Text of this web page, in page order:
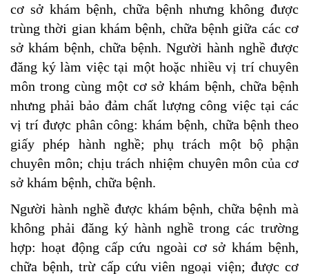
cơ sở khám bệnh, chữa bệnh nhưng không được
trùng thời gian khám bệnh, chữa bệnh giữa các cơ
sở khám bệnh, chữa bệnh. Người hành nghề được
đăng ký làm việc tại một hoặc nhiều vị trí chuyên
môn trong cùng một cơ sở khám bệnh, chữa bệnh
nhưng phải bảo đảm chất lượng công việc tại các
vị trí được phân công: khám bệnh, chữa bệnh theo
giấy phép hành nghề; phụ trách một bộ phận
chuyên môn; chịu trách nhiệm chuyên môn của cơ
sở khám bệnh, chữa bệnh.
Người hành nghề được khám bệnh, chữa bệnh mà
không phải đăng ký hành nghề trong các trường
hợp: hoạt động cấp cứu ngoài cơ sở khám bệnh,
chữa bệnh, trừ cấp cứu viên ngoại viện; được cơ